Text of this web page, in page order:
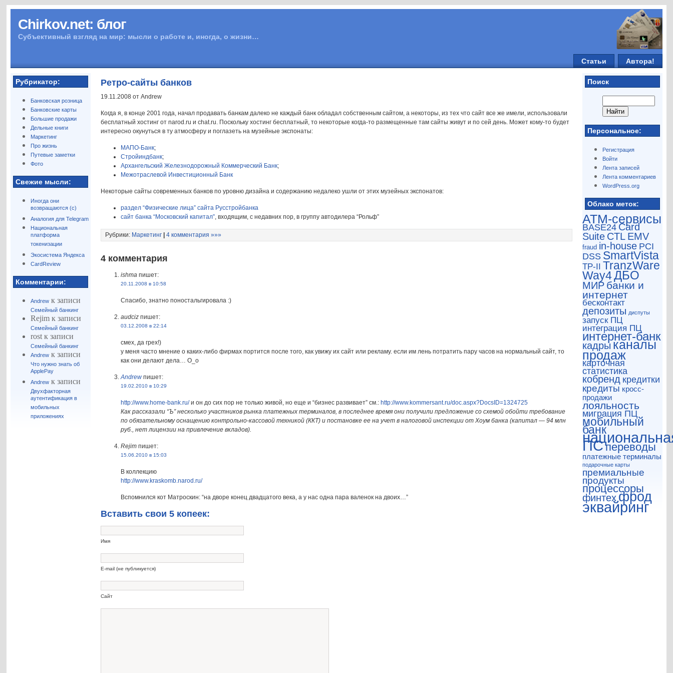
Chirkov.net: блог
Субъективный взгляд на мир: мысли о работе и, иногда, о жизни…
Статьи Автора!
Рубрикатор:
Банковская розница
Банковские карты
Большие продажи
Дельные книги
Маркетинг
Про жизнь
Путевые заметки
Фото
Свежие мысли:
Иногда они
возвращаются (с)
Аналогия для Telegram
Национальная
платформа
токенизации
Экосистема Яндекса
CardReview
Комментарии:
Andrew к записи
Семейный банкинг
Rejim к записи
Семейный банкинг
rost к записи
Семейный банкинг
Andrew к записи
Что нужно знать об
ApplePay
Andrew к записи
Двухфакторная
аутентификация в
мобильных
приложениях
Поиск
Персональное:
Регистрация
Войти
Лента записей
Лента комментариев
WordPress.org
Облако меток:
ATM-сервисы
BASE24 Card
Suite CTL EMV
fraud in-house PCI
DSS SmartVista
TP-II TranzWare
Way4ДБО
МИР банки и
интернет
бесконтакт
депозиты диспуты
запуск ПЦ
интеграция ПЦ
интернет-банк
кадры каналы
продаж
карточная
статистика
кобренд кредитки
кредиты кросс-
продажи
лояльность
миграция ПЦ
мобильный
банк
ПСпереводы
платежные терминалы
подарочные карты
премиальные
продукты
процессоры
финтехфрод
эквайринг
Ретро-сайты банков
19.11.2008 от Andrew
Когда я, в конце 2001 года, начал продавать банкам далеко не каждый банк обладал собственным сайтом, а некоторы, из тех что сайт все же имели, использовали
бесплатный хостинг от narod.ru и chat.ru. Поскольку хостинг бесплатный, то некоторые когда-то размещенные там сайты живут и по сей день. Может кому-то будет
интересно окунуться в ту атмосферу и поглазеть на музейные экспонаты:
МАПО-Банк;
Стройиндбанк;
Архангельский Железнодорожный Коммерческий Банк;
Межотраслевой Инвестиционный Банк
Некоторые сайты современных банков по уровню дизайна и содержанию недалеко ушли от этих музейных экспонатов:
раздел “Физические лица” сайта Русстройбанка
сайт банка “Московский капитал”, входящим, с недавних пор, в группу автодилера “Рольф”
Рубрики: Маркетинг 4 комментария »»»
4 комментария
ishma пишет:
20.11.2008 в 10:58
Спасибо, знатно поностальгировала :)
audciz пишет:
03.12.2008 в 22:14
смех, да грех!)
у меня часто мнение о каких-либо фирмах портится после того, как увижу их сайт или рекламу. если им лень потратить пару часов на нормальный сайт, то
как они делают дела… О_о
Andrewпишет:
19.02.2010 в 10:29
http://www.home-bank.ru/и он до сих пор не только живой, но еще и “бизнес развивает” см.: http://www.kommersant.ru/doc.aspx?DocsID=1324725
Как рассказали “Ъ” несколько участников рынка платежных терминалов, в последнее время они получили предложение со схемой обойти требование
по обязательному оснащению контрольно-кассовой техникой (ККТ) и постановке ее на учет в налоговой инспекции от Хоум банка (капитал — 94 млн
руб., нет лицензии на привлечение вкладов).
Rejim пишет:
15.06.2010 в 15:03
В коллекцию
http://www.kraskomb.narod.ru/
Вспомнился кот Матроскин: “на дворе конец двадцатого века, а у нас одна пара валенок на двоих…”
Вставить свои 5 копеек:
Имя
E-mail (не публикуется)
Сайт